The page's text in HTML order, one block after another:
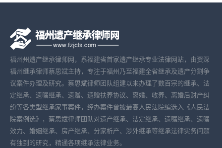
福州州遗产继承律师网，系福建省首家遗产继承专业法律网站，由资深
福州继承律师蔡思斌主持，专注于福州乃至福建全省继承及遗产分割争
议案件办理及研究。蔡思斌律师团队组建以来办理了数百宗的继承、法
定继承、遗嘱继承、遗赠、遗赠扶养协议、离婚、收养、离婚后财产纠
纷等各类型继承家事案件，经办案件曾被最高人民法院编选入《人民法
院案例选》，蔡思斌律师团队对遗产继承、法定继承、遗嘱继承、遗嘱
效力、婚姻继承、房产继承、分家析产、涉外继承等继承法律实务问题
有独到的研究，精通各项继承法律业务。